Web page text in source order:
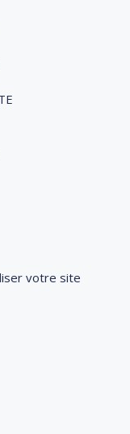
votre site